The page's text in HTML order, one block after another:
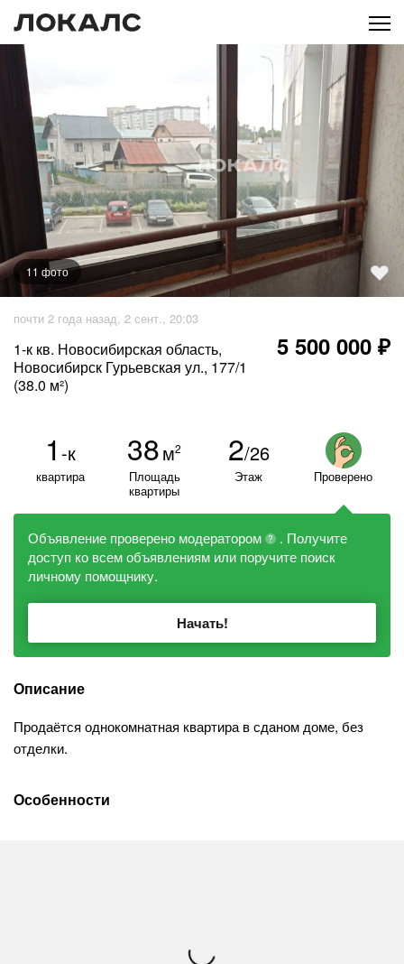
11 фото
почти 2 года назад, 2 сент., 20:03
1-к кв. Новосибирская область,
Новосибирск Гурьевская ул., 177/1
(38.0 м²)
5 500 000 ₽
1 -к
квартира
38м2
Площадь
квартиры
2/26
Этаж Проверено
Объявление проверено модератором ?
. Получите
доступ ко всем объявлениям или поручите поиск
личному помощнику.
Начать!
Описание
Продаётся однокомнатная квартира в сданом доме, без
отделки.
Особенности